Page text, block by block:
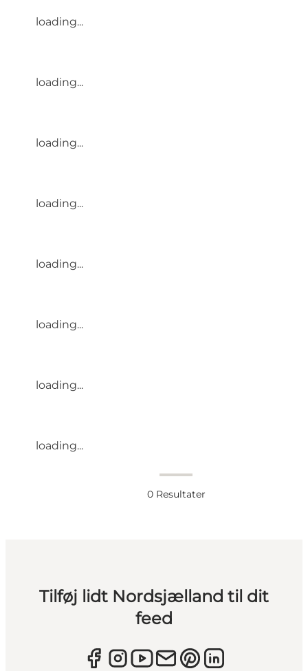
loading...
loading...
loading...
loading...
loading...
loading...
loading...
loading...
0 Resultater
Tilføj lidt Nordsjælland til dit
feed